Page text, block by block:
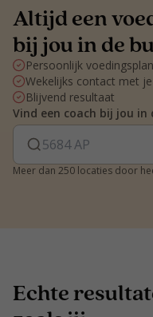
Altijd een
bij jou in de
Persoonlijk voedingsplan
Wekelijks contact met
Blijvend resultaat
Vind een coach bij jou in
Meer dan 250 locaties door
Echte